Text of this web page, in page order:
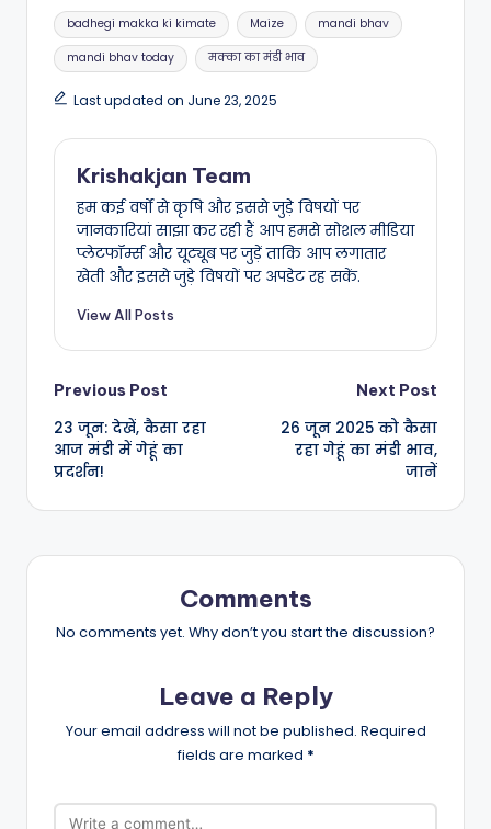
badhegi makka ki kimate Maize mandi bhav
mandi bhav today मक्का का मंडी भाव
Last updated on June 23, 2025
Krishakjan Team
हम कई वर्षों से कृषि और इससे जुड़े विषयों पर
जानकारियां साझा कर रही हैं आप हमसे सोशल मीडिया
प्लेटफॉर्म्स और यूट्यूब पर जुड़ें ताकि आप लगातार
खेती और इससे जुड़े विषयों पर अपडेट रह सकें.
View All Posts
Previous Post
23 जून: देखें, कैसा रहा
आज मंडी में गेहूं का
प्रदर्शन!
Next Post
26 जून 2025 को कैसा
रहा गेहूं का मंडी भाव,
जानें
Comments
No comments yet. Why don’t you start the discussion?
Leave a Reply
Your email address will not be published. Required
fields are marked *